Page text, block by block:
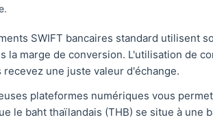
SWIFT bancaires standard utilisent
la marge de conversion. L'utilisation de
une juste valeur d'échange.
plateformes numériques vous
le baht thaïlandais (THB) se situe à une